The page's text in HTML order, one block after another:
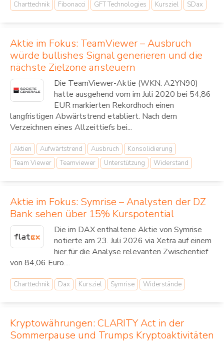
Charttechnik Fibonacci GFT Technologies Kursziel SDax
Aktie im Fokus: TeamViewer – Ausbruch
würde bullishes Signal generieren und die
nächste Zielzone ansteuern
Die TeamViewer-Aktie (WKN: A2YN90)
hatte ausgehend vom im Juli 2020 bei 54,86
EUR markierten Rekordhoch einen
langfristigen Abwärtstrend etabliert. Nach dem
Verzeichnen eines Allzeittiefs bei...
Aktien Aufwärtstrend Ausbruch
Konsolidierung
Team Viewer
Teamviewer Unterstützung Widerstand
Aktie im Fokus: Symrise – Analysten der DZ
Bank sehen über 15% Kurspotential
Die im DAX enthaltene Aktie von Symrise
notierte am 23. Juli 2026 via Xetra auf einem
hier für die Analyse relevanten Zwischentief
von 84,06 Euro....
Charttechnik Dax Kursziel Symrise Widerstände
Kryptowährungen: CLARITY Act in der
Sommerpause und Trumps Kryptoaktivitäten